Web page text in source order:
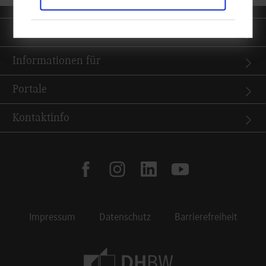
Informationen für
Portale
Kontaktinfo
facebookinstagramlinkedinyoutube
Impressum Datenschutz Barrierefreiheit